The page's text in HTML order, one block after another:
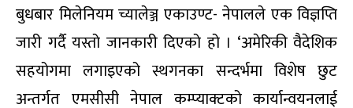
बुधबार मिलेनियम च्यालेञ्ज एकाउण्ट- नेपालले एक विज्ञप्ति
जारी गर्दै यस्तो जानकारी दिएको हो । ‘अमेरिकी वैदेशिक
सहयोगमा लगाइएको स्थगनका सन्दर्भमा विशेष छुट
अन्तर्गत एमसीसी नेपाल कम्प्याक्टको कार्यान्वयनलाई